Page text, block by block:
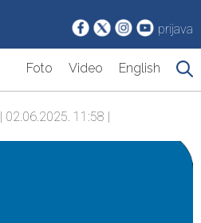
prijava
Foto Video English
| 02.06.2025. 11:58 |